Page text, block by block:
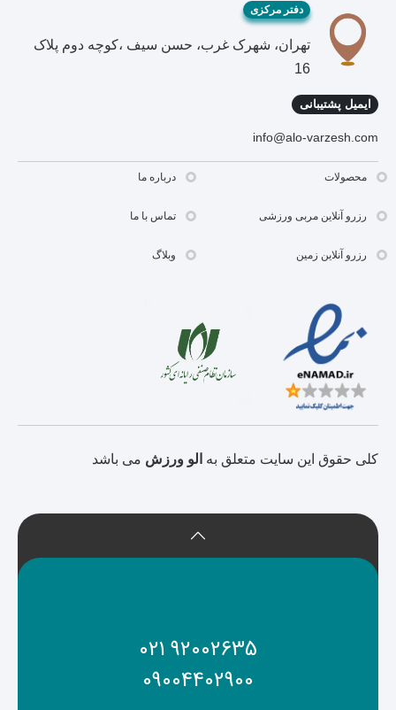
دفتر مرکزی
تهران، شهرک غرب، حسن سیف ،کوچه دوم پلاک
16
ایمیل پشتیبانی
info@alo-varzesh.com
محصولات
رزرو آنلاین مربی ورزشی
رزرو آنلاین زمین
درباره ما
تماس با ما
وبلاگ
کلی حقوق این سایت متعلق به الو ورزش می باشد
021 92002635
09004402900